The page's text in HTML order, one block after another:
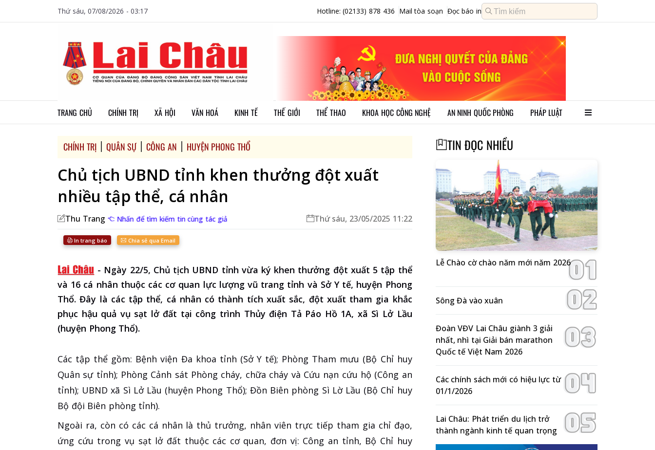
Thứ sáu, 07/08/2026 - 03:17 Hotline: (02133) 878 436 Mail tòa soạn Đọc báo in
TRANG CHỦ CHÍNH TRỊ XÃ HỘI VĂN HOÁ KINH TẾ THẾ GIỚI THỂ THAO KHOA HỌC CÔNG NGHỆ AN NINH QUỐC PHÒNG PHÁP LUẬT
CHÍNH TRỊ QUÂN SỰ CÔNG AN HUYỆN PHONG THỔ
Chủ tịch UBND tỉnh khen thưởng đột xuất
nhiều tập thể, cá nhân
Thu Trang Nhấn để tìm kiếm tin cùng tác giả Thứ sáu, 23/05/2025 11:22
In trang báo Chia sẻ qua Email
- Ngày 22/5, Chủ tịch UBND tỉnh vừa ký khen thưởng đột xuất 5 tập thể
và 16 cá nhân thuộc các cơ quan lực lượng vũ trang tỉnh và Sở Y tế, huyện Phong
Thổ. Đây là các tập thể, cá nhân có thành tích xuất sắc, đột xuất tham gia khắc
phục hậu quả vụ sạt lở đất tại công trình Thủy điện Tả Páo Hồ 1A, xã Sì Lở Lầu
(huyện Phong Thổ).
Các tập thể gồm: Bệnh viện Đa khoa tỉnh (Sở Y tế); Phòng Tham mưu (Bộ Chỉ huy
Quân sự tỉnh); Phòng Cảnh sát Phòng cháy, chữa cháy và Cứu nạn cứu hộ (Công an
tỉnh); UBND xã Sì Lở Lầu (huyện Phong Thổ); Đồn Biên phòng Sì Lờ Lầu (Bộ Chỉ huy
Bộ đội Biên phòng tỉnh).
Ngoài ra, còn có các cá nhân là thủ trưởng, nhân viên trực tiếp tham gia chỉ đạo,
ứng cứu trong vụ sạt lở đất thuộc các cơ quan, đơn vị: Công an tỉnh, Bộ Chỉ huy
TIN ĐỌC NHIỀU
Lễ Chào cờ chào năm mới năm 2026
Sông Đà vào xuân
Đoàn VĐV Lai Châu giành 3 giải
nhất, nhì tại Giải bán marathon
Quốc tế Việt Nam 2026
Các chính sách mới có hiệu lực từ
01/1/2026
Lai Châu: Phát triển du lịch trở
thành ngành kinh tế quan trọng